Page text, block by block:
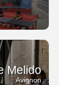
Melido
Avignon